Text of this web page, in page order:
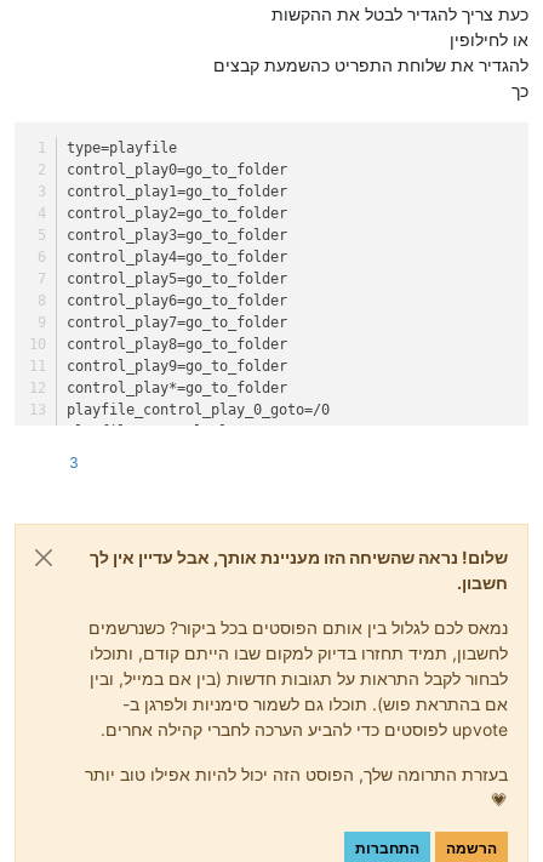
כעת צריך להגדיר לבטל את ההקשות
או לחילופין
להגדיר את שלוחת התפריט כהשמעת קבצים
כך
type=playfile
control_play0=go_to_folder
control_play1=go_to_folder
control_play2=go_to_folder
control_play3=go_to_folder
control_play4=go_to_folder
control_play5=go_to_folder
control_play6=go_to_folder
control_play7=go_to_folder
control_play8=go_to_folder
control_play9=go_to_folder
control_play*=go_to_folder
playfile_control_play_0_goto=/0
playfile_control_play_1_goto=/1
playfile_control_play_2_goto=/2
playfile_control_play_7_goto=/7
playfile_control_play_*_goto=/Star
3
שלום! נראה שהשיחה הזו מעניינת אותך, אבל עדיין אין לך
חשבון.
נמאס לכם לגלול בין אותם הפוסטים בכל ביקור? כשנרשמים
לחשבון, תמיד תחזרו בדיוק למקום שבו הייתם קודם, ותוכלו
לבחור לקבל התראות על תגובות חדשות (בין אם במייל, ובין
אם בהתראת פוש). תוכלו גם לשמור סימניות ולפרגן ב-
upvote לפוסטים כדי להביע הערכה לחברי קהילה אחרים.
בעזרת התרומה שלך, הפוסט הזה יכול להיות אפילו טוב יותר
💗
הרשמה התחברות